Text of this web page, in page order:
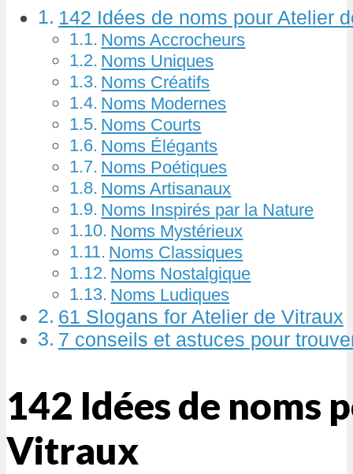
142 Idées de noms pour Atelier
Noms Accrocheurs
Noms Uniques
Noms Créatifs
Noms Modernes
Noms Courts
Noms Élégants
Noms Poétiques
Noms Artisanaux
Noms Inspirés par la Nature
Noms Mystérieux
Noms Classiques
Noms Nostalgique
Noms Ludiques
61 Slogans for Atelier de Vitraux
7 conseils et astuces pour
142 Idées de noms
Vitraux